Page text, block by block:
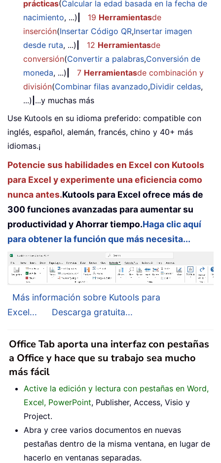
prácticas(Calcular la edad basada en la fecha de
nacimiento, ...) 19 Herramientasde
inserción(Insertar Código QR,Insertar imagen
desde ruta, ...) 12 Herramientasde
conversión(Convertir a palabras,Conversión de
moneda, ...) 7 Herramientasde combinación y
división(Combinar filas avanzado,Dividir celdas,
...) ...y muchas más
Use Kutools en su idioma preferido: compatible con
inglés, español, alemán, francés, chino y 40+ más
idiomas.¡
Potencie sus habilidades en Excel con Kutools
para Excel y experimente una eficiencia como
nunca antes.Kutools para Excel ofrece más de
300 funciones avanzadas para aumentar su
productividad y Ahorrar tiempo.Haga clic aquí
para obtener la función que más necesita...
Más información sobre Kutools para
Excel...
Descarga gratuita...
Office Tab aporta una interfaz con pestañas
a Office y hace que su trabajo sea mucho
más fácil
Active la edición y lectura con pestañas en Word,
Excel, PowerPoint, Publisher, Access, Visio y
Project.
Abra y cree varios documentos en nuevas
pestañas dentro de la misma ventana, en lugar de
hacerlo en ventanas separadas.